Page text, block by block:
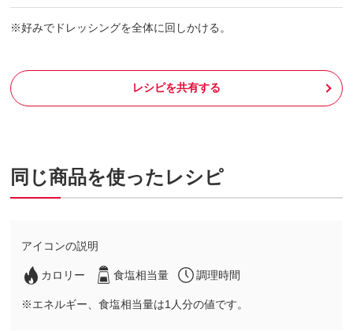
※好みでドレッシングを全体に回しかける。
レシピを共有する
同じ商品を使ったレシピ
アイコンの説明
カロリー 食塩相当量 調理時間
※エネルギー、食塩相当量は1人分の値です。